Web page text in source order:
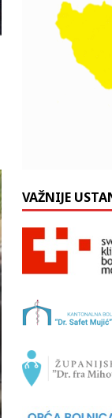
VAŽNIJE